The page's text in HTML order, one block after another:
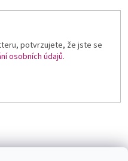
potvrzujete, že jste se
osobních údajů.